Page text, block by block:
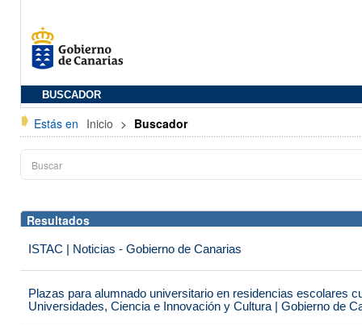
BUSCADOR
Estás en Inicio > Buscador
Resultados
ISTAC | Noticias - Gobierno de Canarias
Plazas para alumnado universitario en residencias escolares
Universidades, Ciencia e Innovación y Cultura | Gobierno de